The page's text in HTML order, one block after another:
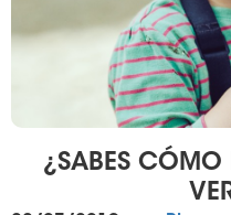
¿SABES CÓMO